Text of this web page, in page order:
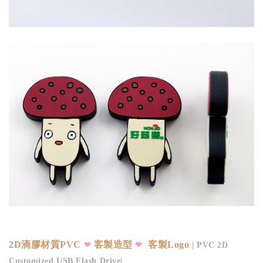
2D滴膠材質PVC ❤ 客製造型 ❤ 客製Logo | PVC 2D
Customized USB Flash Drive|